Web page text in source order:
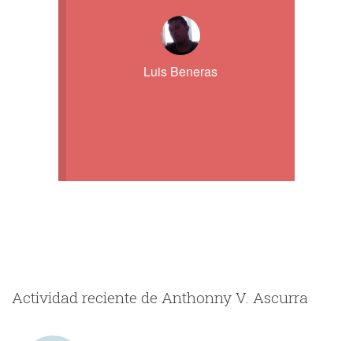
Luis Beneras
Actividad reciente de Anthonny V. Ascurra